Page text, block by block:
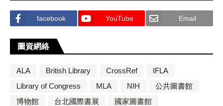
facebook YouTube Email
圖資網絡
ALA British Library CrossRef
IFLA
Library of Congress
MLA NIH
公共圖書館
博物館
台北國際書展
國家圖書館